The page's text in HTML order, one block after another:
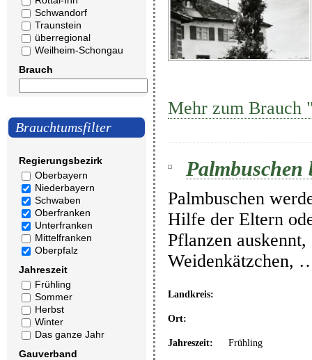
Schwandorf
Traunstein
überregional
Weilheim-Schongau
Brauch
Brauchtumsfilter
Regierungsbezirk
Oberbayern
Niederbayern
Schwaben
Oberfranken
Unterfranken
Mittelfranken
Oberpfalz
Jahreszeit
Frühling
Sommer
Herbst
Winter
Das ganze Jahr
Gauverband
Mehr zum Brauch
Palmbuschen
Palmbuschen
Hilfe der Eltern
Pflanzen
Weidenkätzchen,
Landkreis:
Ort:
Jahreszeit: Frühling